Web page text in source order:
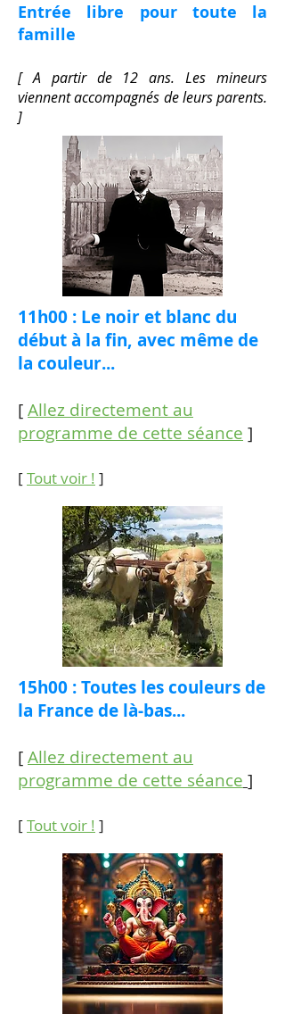
Entrée libre pour toute la
famille
[ A partir de 12 ans. Les mineurs
viennent accompagnés de leurs parents.
]
11h00 : Le noir et blanc du
début à la fin, avec même de
la couleur...
[Allez directement au
programme de cette séance ]
[Tout voir ! ]
15h00 : Toutes les couleurs de
la France de là-bas...
[Allez directement au
programme de cette séance ]
[Tout voir ! ]